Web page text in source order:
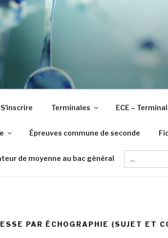
S’inscrire Terminales ECE –
Épreuves commune de seconde
de moyenne au bac général
Search
for:
PAR ÉCHOGRAPHIE (SUJET ET